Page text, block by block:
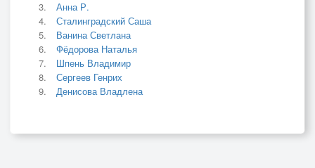
Анна Р.
Сталинградский Саша
Ванина Светлана
Фёдорова Наталья
Шпень Владимир
Сергеев Генрих
Денисова Владлена